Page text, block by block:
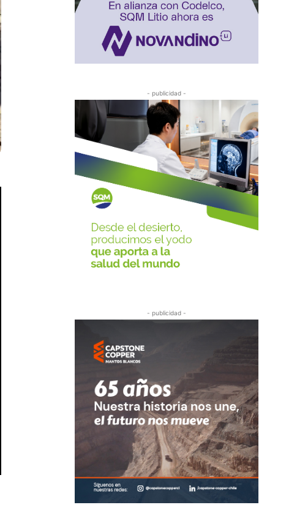
- publicidad -
- publicidad -